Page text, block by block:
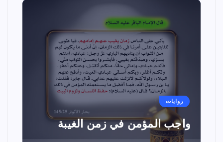
روايات
واجب المؤمن في زمن الغيبة